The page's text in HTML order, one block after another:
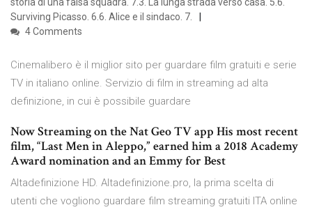
storia di una falsa squadra. 7.3. La lunga strada verso casa. 5.6.
Surviving Picasso. 6.6. Alice e il sindaco. 7.
4 Comments
Cinemalibero è il miglior sito per guardare film gratuiti e serie
TV in italiano online. Servizio di film in streaming ad alta
definizione, in cui è possibile guardare
Now Streaming on the Nat Geo TV app His most recent
film, “Last Men in Aleppo,” earned him a 2018 Academy
Award nomination and an Emmy for Best
Altadefinizione HD. Altadefinizione.pro, la prima scelta di
utenti che vogliono guardare film streaming gratuiti ITA online